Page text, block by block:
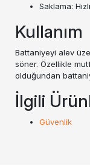
Saklama:
Kullanım
Battaniyeyi alev
söner. Özellikle
olduğundan
İlgili
Güvenlik